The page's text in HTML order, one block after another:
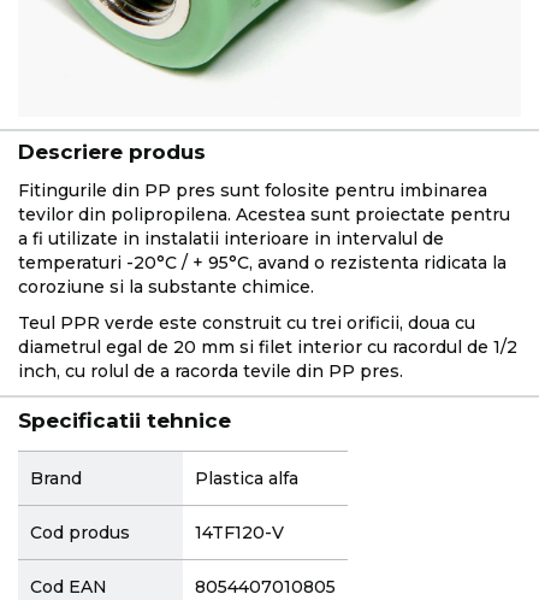
Descriere produs
Fitingurile din PP pres sunt folosite pentru imbinarea
tevilor din polipropilena. Acestea sunt proiectate pentru
a fi utilizate in instalatii interioare in intervalul de
temperaturi -20°C / + 95°C, avand o rezistenta ridicata la
coroziune si la substante chimice.
Teul PPR verde este construit cu trei orificii, doua cu
diametrul egal de 20 mm si filet interior cu racordul de 1/2
inch, cu rolul de a racorda tevile din PP pres.
Specificatii tehnice
Brand Plastica alfa
Cod produs 14TF120-V
Cod EAN 8054407010805